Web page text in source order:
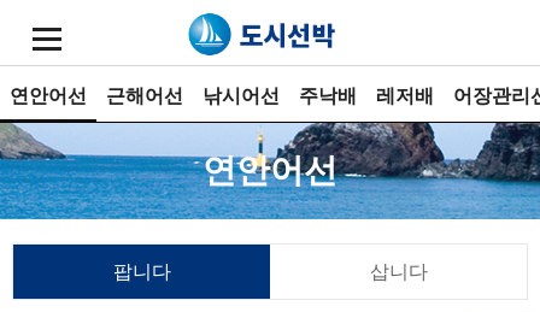
연안어선 근해어선 낚시어선 주낙배 레저배 어장관리
연안어선
팝니다 삽니다